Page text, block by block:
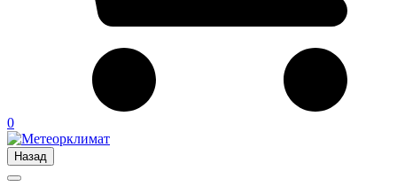
0
Назад